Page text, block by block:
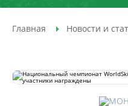
Главная Новости и